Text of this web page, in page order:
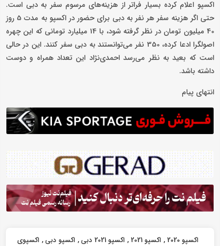
اکسپو اعلام کرده بسیار فراتر از هزینه‌های مرسوم سفر به دبی است.
حتی اگر هزینه سفر هر نفر به دبی برای حضور در اکسپو به مدت 5 روز
40 میلیون تومان در نظر گرفته شود، با 14 میلیارد تومانی که این چهره
اصولگرا ادعا کرده، 350 نفر می‌توانستند به دبی سفر کنند. این در حالی
است که بعید به نظر می‌رسد احمدی‌نژاد این تعداد همراه و دوست
داشته باشد.
انتهای پیام
اکسپو 2020 اکسپو 2021 اکسپو 2021 دبی اکسپو دبی اکسپوی